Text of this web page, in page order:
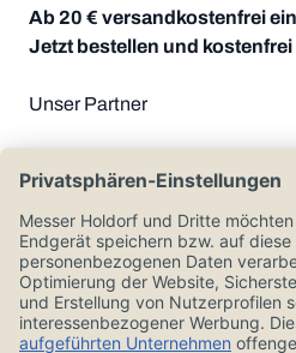
Ab 20 € versandkostenfrei
Jetzt bestellen und
Unser Partner
Zahlungsoptionen